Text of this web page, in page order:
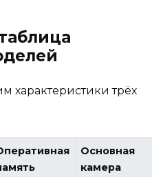
характеристики трёх
Основная
камера